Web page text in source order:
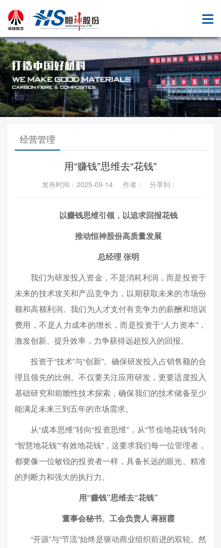
经营管理
用“赚钱”思维去“花钱”
发布时间：2025-09-14 作者： 分享到：
以赚钱思维引领，以追求回报花钱
推动恒神股份高质量发展
总经理 张明
我们为研发投入资金，不是消耗利润，而是投资于
未来的技术攻关和产品竞争力，以期获取未来的市场份
额和高额利润。我们为人才支付有竞争力的薪酬和培训
费用，不是人力成本的增长，而是投资于“人力资本”，
激发创新、提升效率，力争获得远超投入的回报。
投资于“技术”与“创新”。确保研发投入占销售额的合
理且领先的比例。不仅要关注应用研发，更要适度投入
基础研究和前瞻性技术探索，确保我们的技术储备至少
能满足未来三到五年的市场需求。
从“成本思维”转向“投资思维”，从“节俭地花钱”转向
“智慧地花钱”“有效地花钱”，这要求我们每一位管理者，
都要像一位敏锐的投资者一样，具备长远的眼光、精准
的判断力和强大的执行力。
用“赚钱”思维去“花钱”
董事会秘书、工会负责人 蒋丽霞
“开源”与“节流”始终是驱动商业组织前进的双轮。然